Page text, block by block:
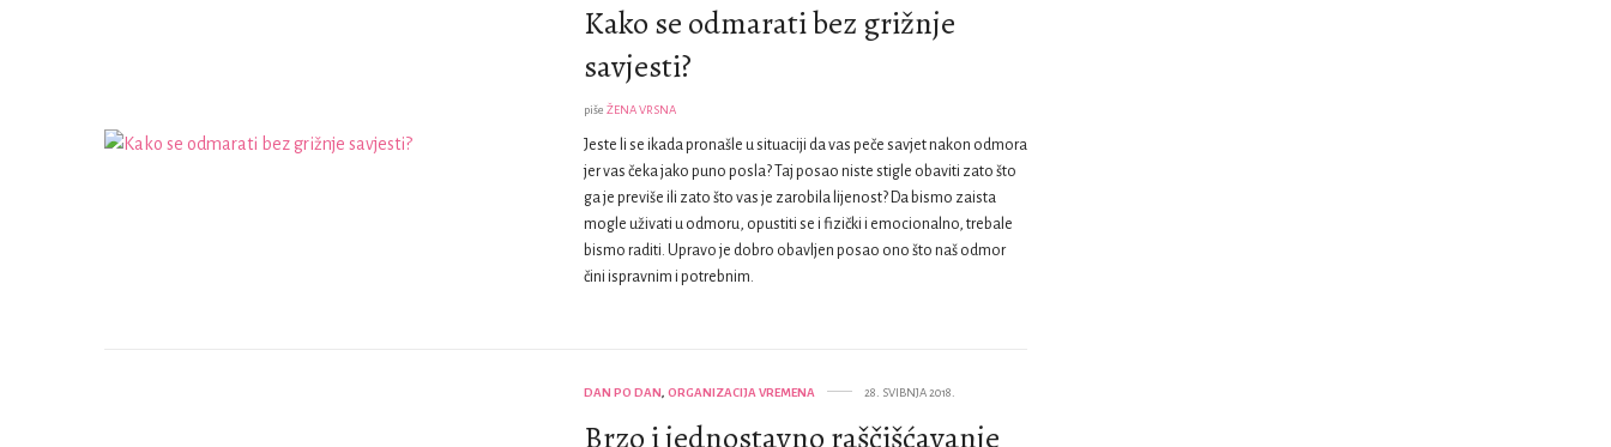
Kako se odmarati bez grižnje
savjesti?
piše ŽENA VRSNA
Jeste li se ikada pronašle u situaciji da vas peče savjet nakon odmora
jer vas čeka jako puno posla? Taj posao niste stigle obaviti zato što
ga je previše ili zato što vas je zarobila lijenost? Da bismo zaista
mogle uživati u odmoru, opustiti se i fizički i emocionalno, trebale
bismo raditi. Upravo je dobro obavljen posao ono što naš odmor
čini ispravnim i potrebnim.
DAN PO DAN, ORGANIZACIJA VREMENA 28. SVIBNJA 2018.
Brzo i jednostavno raščišćavanje